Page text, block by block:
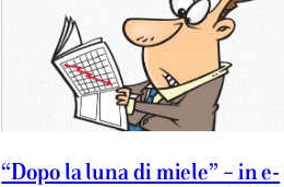
“Dopo la luna di miele” – in e-